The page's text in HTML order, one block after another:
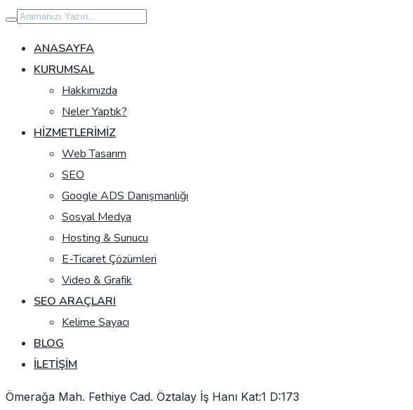
İçeriğe
geç
ANASAYFA
KURUMSAL
Hakkımızda
Neler Yaptık?
HIZMETLERIMIZ
Web Tasarım
SEO
Google ADS Danışmanlığı
Sosyal Medya
Hosting & Sunucu
E-Ticaret Çözümleri
Video & Grafik
SEO ARAÇLARI
Kelime Sayacı
BLOG
İLETIŞIM
Ömerağa Mah. Fethiye Cad. Öztalay İş Hanı Kat:1 D:173